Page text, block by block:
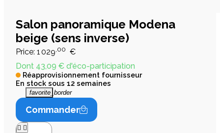
Salon panoramique Modena
beige (sens inverse)
Price: 1 029 ,00 €
Dont 43,09 € d'éco-participation
Réapprovisionnement fournisseur
En stock sous 12 semaines
favorite_border
Commander
 